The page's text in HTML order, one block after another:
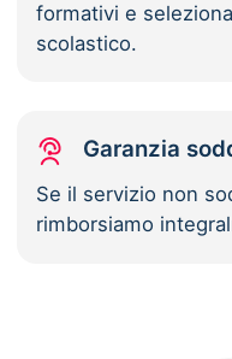
formativi e
scolastico.
Garanzia
Se il servizio non
rimborsiamo